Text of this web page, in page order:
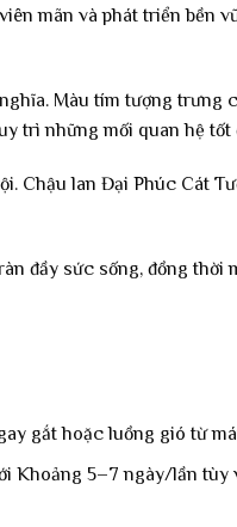
mãn và phát triển bền
Màu tím tượng
trì những mối quan hệ tốt
Chậu lan Đại Phúc Cát
đầy sức sống, đồng
gắt hoặc luồng gió từ
5–7 ngày/lần tùy